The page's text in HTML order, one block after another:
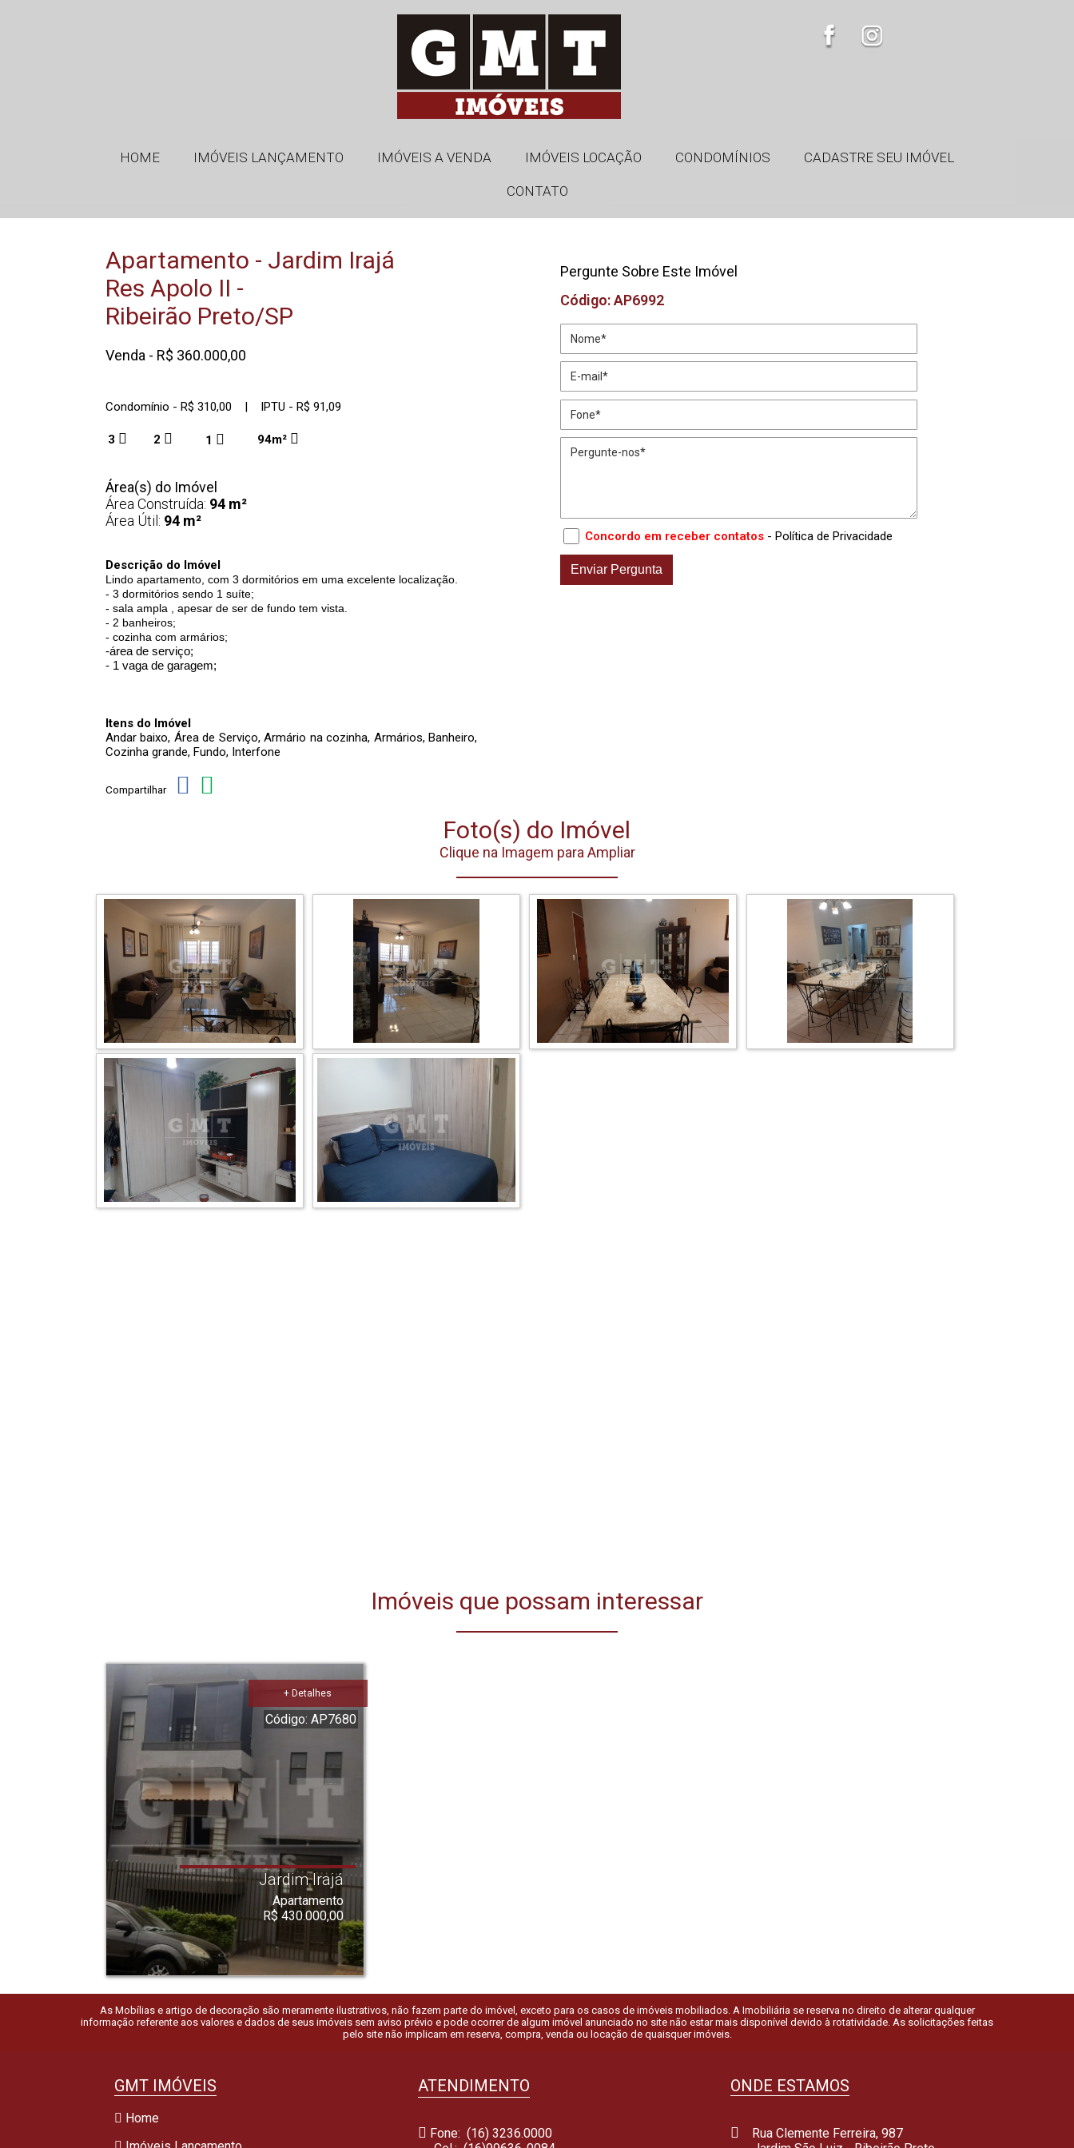
HOME IMÓVEIS LANÇAMENTO IMÓVEIS A VENDA IMÓVEIS LOCAÇÃO CONDOMÍNIOS CADASTRE SEU IMÓVEL
CONTATO
Apartamento - Jardim Irajá
Res Apolo II -
Ribeirão Preto/SP
Venda - R$ 360.000,00
Condomínio - R$ 310,00 | IPTU - R$ 91,09
3 2 1 94m²
Área(s) do Imóvel
Área Construída: 94 m²
Área Útil: 94 m²
Descrição do Imóvel
Lindo apartamento, com 3 dormitórios em uma excelente localização.
- 3 dormitórios sendo 1 suíte;
- sala ampla , apesar de ser de fundo tem vista.
- 2 banheiros;
- cozinha com armários;
-área de serviço;
- 1 vaga de garagem;
Itens do Imóvel
Andar baixo, Área de Serviço, Armário na cozinha, Armários, Banheiro,
Cozinha grande, Fundo, Interfone
Compartilhar
Pergunte Sobre Este Imóvel
Código: AP6992
Concordo em receber contatos - Política de Privacidade
Foto(s) do Imóvel
Clique na Imagem para Ampliar
Imóveis que possam interessar
+ Detalhes
Código: AP7680
Jardim Irajá
Apartamento
R$ 430.000,00
As Mobílias e artigo de decoração são meramente ilustrativos, não fazem parte do imóvel, exceto para os casos de imóveis mobiliados. A Imobiliária se reserva no direito de alterar qualquer
informação referente aos valores e dados de seus imóveis sem aviso prévio e pode ocorrer de algum imóvel anunciado no site não estar mais disponível devido à rotatividade. As solicitações feitas
pelo site não implicam em reserva, compra, venda ou locação de quaisquer imóveis.
GMT IMÓVEIS
Home
ATENDIMENTO
Fone: (16) 3236.0000
ONDE ESTAMOS
Rua Clemente Ferreira, 987